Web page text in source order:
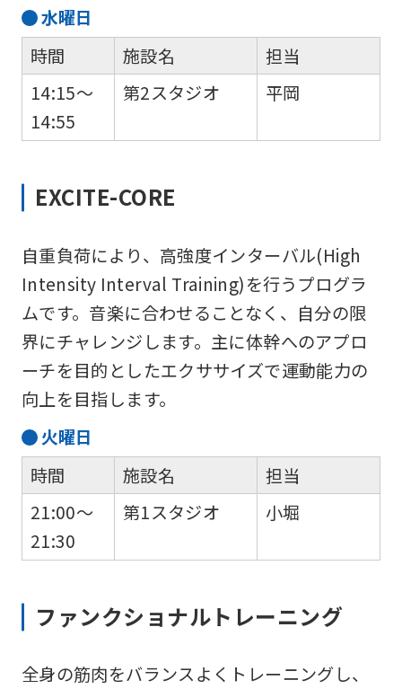
水曜日
時間
14:15～
14:55
施設名
第2スタジオ
担当
平岡
EXCITE-CORE
自重負荷により、高強度インターバル(High
Intensity Interval Training)を行うプログラ
ムです。音楽に合わせることなく、自分の限
界にチャレンジします。主に体幹へのアプロ
ーチを目的としたエクササイズで運動能力の
向上を目指します。
火曜日
時間
21:00～
21:30
施設名
第1スタジオ
担当
小堀
ファンクショナルトレーニング
全身の筋肉をバランスよくトレーニングし、
However,
if
you
service,
the
Japanese
version
of
translated
so
may
be